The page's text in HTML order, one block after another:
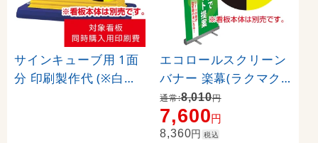
サインキューブ用 1面
分 印刷製作代 (※白無
エコロールスクリーン
バナー 楽幕(ラクマク)
用 印刷製作代＋取付費
込み (※本体別売) 材質:
マット合成紙+片面ラ
通常:8,010円
7,600円
8,360円 税込